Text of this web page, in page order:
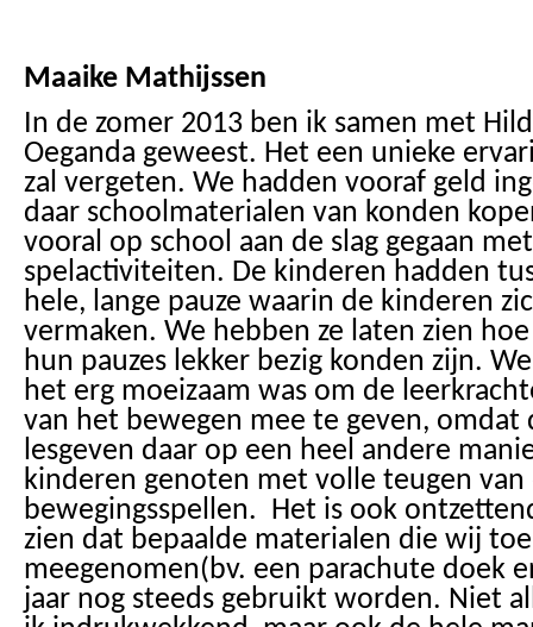
Maaike Mathijssen
In de zomer 2013 ben ik samen met
Oeganda geweest. Het een unieke
zal vergeten. We hadden vooraf geld
daar schoolmaterialen van konden
vooral op school aan de slag gegaan
spelactiviteiten. De kinderen hadden
hele, lange pauze waarin de kinderen
vermaken. We hebben ze laten zien
hun pauzes lekker bezig konden zijn.
het erg moeizaam was om de
van het bewegen mee te geven, omdat
lesgeven daar op een heel andere
kinderen genoten met volle teugen van
bewegingsspellen. Het is ook
zien dat bepaalde materialen die wij
meegenomen(bv. een parachute doek
jaar nog steeds gebruikt worden. Niet